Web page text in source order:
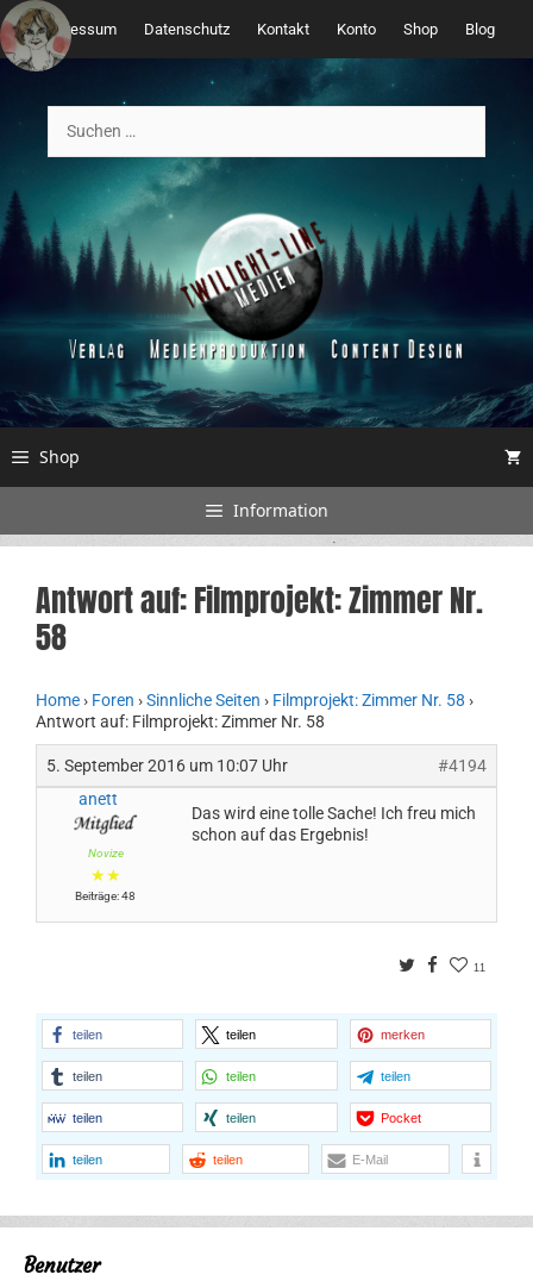
Zum
Inhalt
springen
Impressum Datenschutz Kontakt Konto Shop Blog
nach:
Shop
Information
Antwort auf: Filmprojekt: Zimmer Nr.
58
Home› Foren ›Sinnliche Seiten › Filmprojekt: Zimmer Nr. 58 ›
Antwort auf: Filmprojekt: Zimmer Nr. 58
5. September 2016 um 10:07 Uhr
#4194
anett
Novize
★★
Beiträge: 48
Das wird eine tolle Sache! Ich freu mich
schon auf das Ergebnis!
TwitterFacebook
11
teilen teilen merken
teilen teilen teilen
teilen teilen Pocket
teilen teilen E-Mail
Benutzer